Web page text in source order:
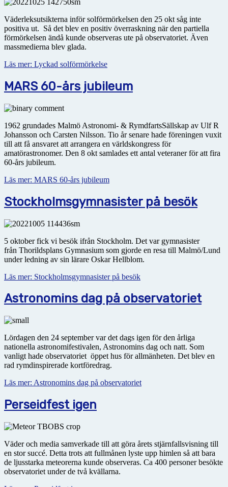
Väderleksutsikterna inför solförmörkelsen den 25 okt såg inte
positiva ut. Så det blev en positiv över­raskning när den partiella
förmörkelsen ändå kunde observeras ute på observatoriet. Även
massmedierna blev glada.
Läs mer: Lyckad solförmörkelse
MARS 60-års jubileum
1962 grundades Malmö Astronomi- & RymdfartsSällskap av Ulf R
Johansson och Carsten Nilsson. Tio år senare hade föreningen vuxit
till att få ansvaret att arrangera en världskongress för
amatörastronomer. Den 8 okt samlades ett antal veteraner för att fira
60-års jubileum.
Läs mer: MARS 60-års jubileum
Stockholmsgymnasister på besök
5 oktober fick vi besök ifrån Stockholm. Det var gymnasister
från Thorildsplans Gymnasium som gjorde en resa till Malmö/Lund
under ledning av sin lärare Oskar Hellblom.
Läs mer: Stockholmsgymnasister på besök
Astronomins dag på observatoriet
Lördagen den 24 september var det dags igen för den årliga
nationella astronomifestivalen, Astronomins dag och natt. Som
vanligt hade observatoriet öppet hus för allmänheten. Det blev en
rad rymdinspirerade kortföredrag.
Läs mer: Astronomins dag på observatoriet
Perseidfest igen
Väder och media samverkade till att göra årets stjärnfallsvisning till
en stor succé. Detta trots att fullmånen lyste upp himlen så att bara
de ljusstarka meteorerna kunde observeras. Ca 400 personer besökte
observatoriet under de två kvällarna.